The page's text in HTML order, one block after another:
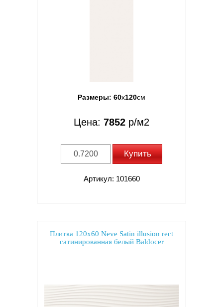
Размеры: 60x120см
Цена: 7852 р/м2
Купить
Артикул: 101660
Плитка 120x60 Neve Satin illusion rect
сатинированная белый Baldocer